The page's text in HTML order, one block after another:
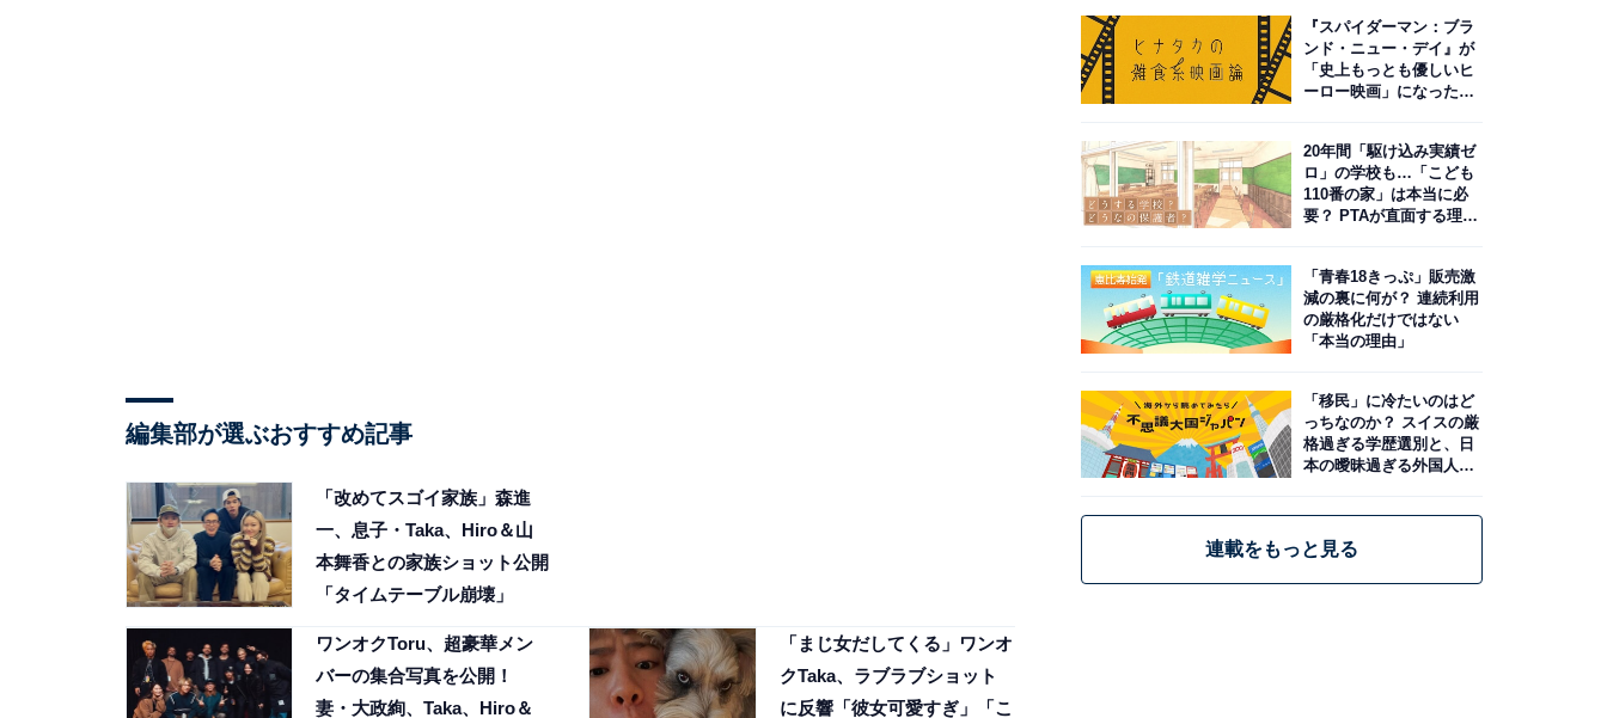
編集部が選ぶおすすめ記事
「改めてスゴイ家族」森進
一、息子・Taka、Hiro＆山
本舞香との家族ショット公開
「タイムテーブル崩壊」
ワンオクToru、超豪華メン
バーの集合写真を公開！
妻・大政絢、Taka、Hiro＆
「まじ女だしてくる」ワンオ
クTaka、ラブラブショット
に反響「彼女可愛すぎ」「こ
『スパイダーマン：ブラ
ンド・ニュー・デイ』が
「史上もっとも優しいヒ
ーロー映画」になった理
20年間「駆け込み実績ゼ
ロ」の学校も…「こども
110番の家」は本当に必
要？ PTAが直面する理想
「青春18きっぷ」販売激
減の裏に何が？ 連続利用
の厳格化だけではない
「本当の理由」
「移民」に冷たいのはど
っちなのか？ スイスの厳
格過ぎる学歴選別と、日
本の曖昧過ぎる外国人政
連載をもっと見る